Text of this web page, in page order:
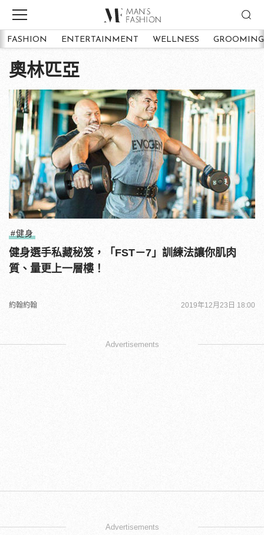
FASHION ENTERTAINMENT WELLNESS GROOMING
奧林匹亞
#健身
健身選手私藏秘笈，「FST－7」訓練法讓你肌肉
質、量更上一層樓！
約翰約翰 2019年12月23日 18:00
Advertisements
Advertisements